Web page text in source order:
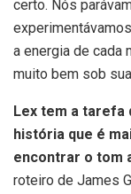
certo. Nós
a energia de cada
muito bem sob
Lex tem a tarefa
história que é
encontrar o tom
roteiro de James